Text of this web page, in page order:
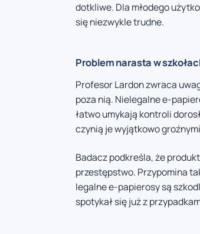
dotkliwe. Dla młodego
się niezwykle trudne.
Problem narasta w
Profesor Lardon zwraca
poza nią. Nielegalne e-
łatwo umykają kontroli
czynią je wyjątkowo
Badacz podkreśla, że
przestępstwo. Przypomina
legalne e-papierosy są
spotykał się już z